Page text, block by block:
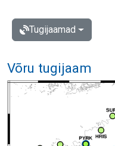
Tugijaamad
Võru tugijaam